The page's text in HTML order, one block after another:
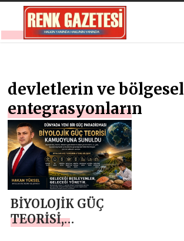
devletlerin ve bölgesel
entegrasyonların
BİYOLOJİK GÜÇ
TEORİSİ,